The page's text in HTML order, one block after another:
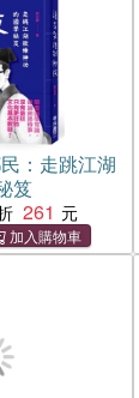
：走跳江湖
笈
261